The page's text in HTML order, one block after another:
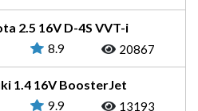
2.5 16V D-4S VVT-i
2AR-FSE
8.9 20867
1.4 16V BoosterJet
129KM K14D
9.9 13193